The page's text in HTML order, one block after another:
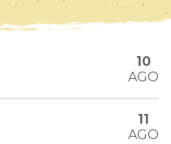
10
AGO
11
AGO